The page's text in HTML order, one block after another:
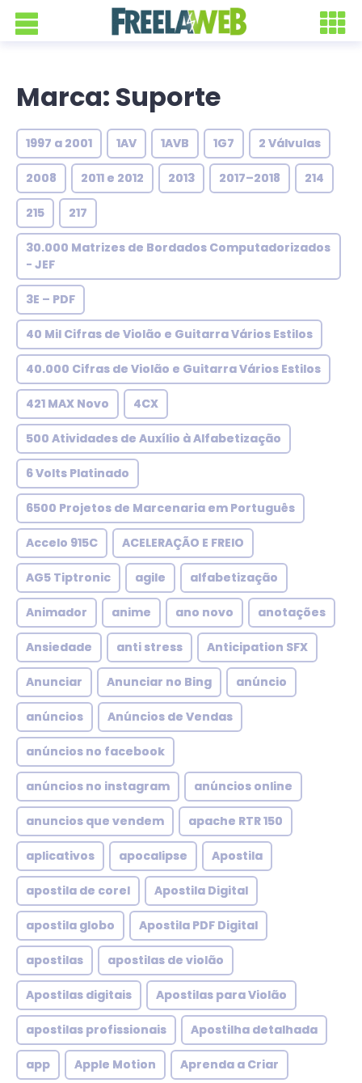
Marca: Suporte
1997 a 2001 1AV 1AVB 1G7 2 Válvulas
2008 2011 e 2012 2013 2017–2018 214
215 217
30.000 Matrizes de Bordados Computadorizados
- JEF
3E – PDF
40 Mil Cifras de Violão e Guitarra Vários Estilos
40.000 Cifras de Violão e Guitarra Vários Estilos
421 MAX Novo 4CX
500 Atividades de Auxílio à Alfabetização
6 Volts Platinado
6500 Projetos de Marcenaria em Português
Accelo 915C ACELERAÇÃO E FREIO
AG5 Tiptronic agile alfabetização
Animador anime ano novo anotações
Ansiedade anti stress Anticipation SFX
Anunciar Anunciar no Bing anúncio
anúncios Anúncios de Vendas
anúncios no facebook
anúncios no instagram anúncios online
anuncios que vendem apache RTR 150
aplicativos apocalipse Apostila
apostila de corel Apostila Digital
apostila globo Apostila PDF Digital
apostilas apostilas de violão
Apostilas digitais Apostilas para Violão
apostilas profissionais Apostilha detalhada
app Apple Motion Aprenda a Criar